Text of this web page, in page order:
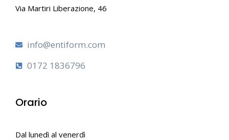
Via Martiri Liberazione, 46
info@entiform.com
0172 1836796
Orario
Dal lunedì al venerdì